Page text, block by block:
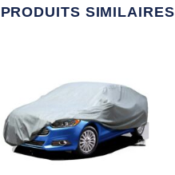
PRODUITS SIMILAIRES